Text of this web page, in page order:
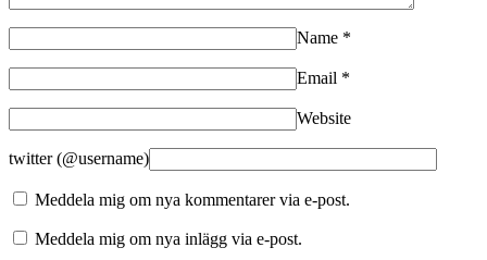
Name *
Email *
Website
twitter (@username)
Meddela mig om nya kommentarer via e-post.
Meddela mig om nya inlägg via e-post.